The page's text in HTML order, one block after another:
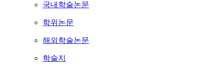
국내학술논문
학위논문
해외학술논문
학술지